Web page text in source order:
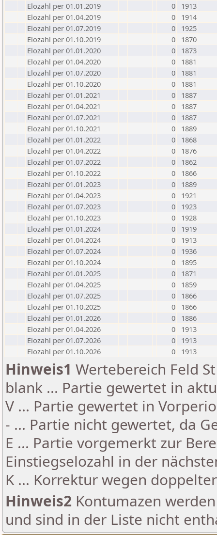
Elozahl per 01.01.2019
0
1913
Elozahl per 01.04.2019
0
1914
Elozahl per 01.07.2019
0
1925
Elozahl per 01.10.2019
0
1870
Elozahl per 01.01.2020
0
1873
Elozahl per 01.04.2020
0
1881
Elozahl per 01.07.2020
0
1881
Elozahl per 01.10.2020
0
1881
Elozahl per 01.01.2021
0
1887
Elozahl per 01.04.2021
0
1887
Elozahl per 01.07.2021
0
1887
Elozahl per 01.10.2021
0
1889
Elozahl per 01.01.2022
0
1868
Elozahl per 01.04.2022
0
1876
Elozahl per 01.07.2022
0
1862
Elozahl per 01.10.2022
0
1866
Elozahl per 01.01.2023
0
1889
Elozahl per 01.04.2023
0
1921
Elozahl per 01.07.2023
0
1923
Elozahl per 01.10.2023
0
1928
Elozahl per 01.01.2024
0
1919
Elozahl per 01.04.2024
0
1913
Elozahl per 01.07.2024
0
1936
Elozahl per 01.10.2024
0
1895
Elozahl per 01.01.2025
0
1871
Elozahl per 01.04.2025
0
1859
Elozahl per 01.07.2025
0
1866
Elozahl per 01.10.2025
0
1866
Elozahl per 01.01.2026
0
1886
Elozahl per 01.04.2026
0
1913
Elozahl per 01.07.2026
0
1913
Elozahl per 01.10.2026
0 1913
Hinweis1 Wertebereich Feld
blank ... Partie gewertet in
V ... Partie gewertet in
- ... Partie nicht gewertet, da
E ... Partie vorgemerkt zur
Einstiegselozahl in der
K ... Korrektur wegen
Hinweis2 Kontumazen
und sind in der Liste nicht